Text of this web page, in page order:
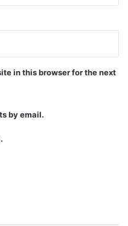
in this browser for the next
by email.